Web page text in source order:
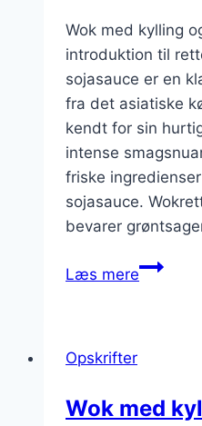
Wok med kylling
introduktion til
sojasauce er en
fra det asiatiske
kendt for sin
intense
friske
sojasauce.
bevarer
Læs mereWok
asiatiske
Opskrifter
Wok med